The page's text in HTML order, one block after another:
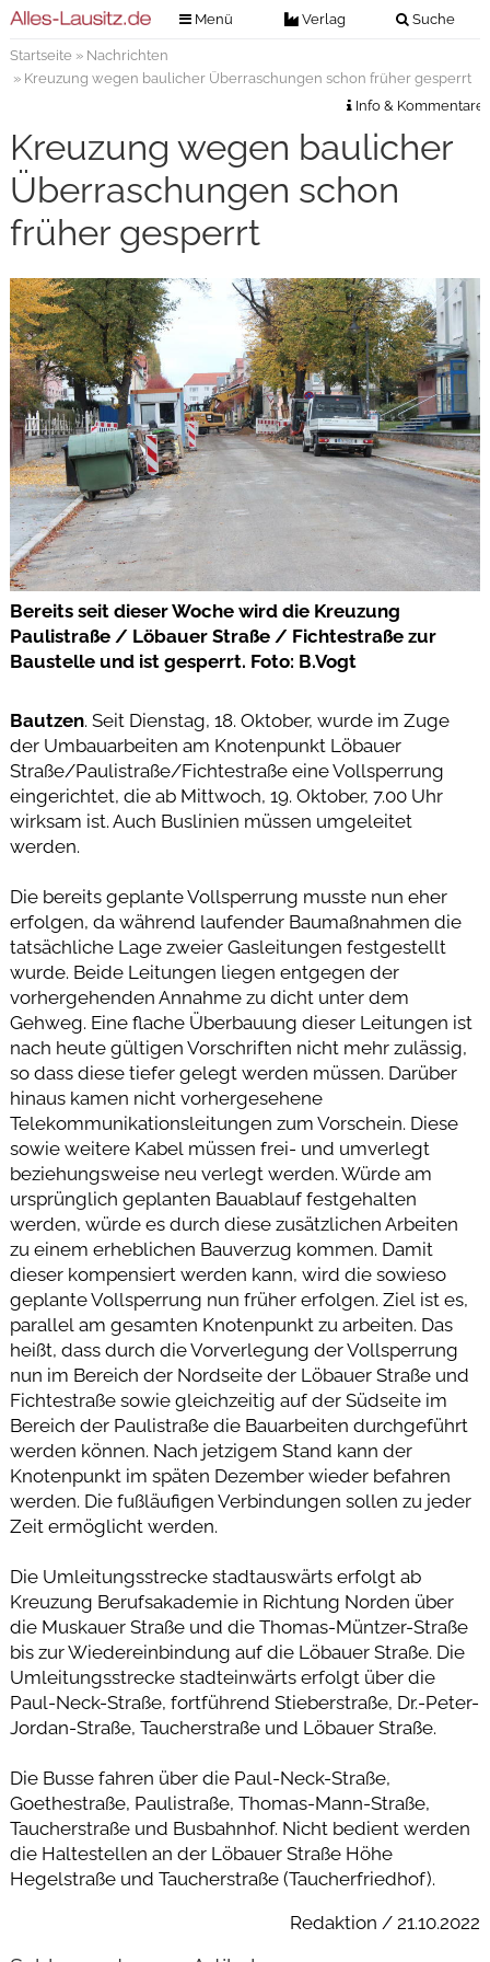
Menü Verlag Suche
Verlag
Kontakt
Impressum
Veranstaltungstickets
Anzeigenannahme
Anzeigensuche
Digitale Ausgaben
Startseite» Nachrichten
» Kreuzung wegen baulicher Überraschungen schon früher gesperrt
Info & Kommentare
Kreuzung wegen baulicher
Überraschungen schon
früher gesperrt
Bereits seit dieser Woche wird die Kreuzung
Paulistraße / Löbauer Straße / Fichtestraße zur
Baustelle und ist gesperrt. Foto: B.Vogt
Bautzen. Seit Dienstag, 18. Oktober, wurde im Zuge
der Umbauarbeiten am Knotenpunkt Löbauer
Straße/Paulistraße/Fichtestraße eine Vollsperrung
eingerichtet, die ab Mittwoch, 19. Oktober, 7.00 Uhr
wirksam ist. Auch Buslinien müssen umgeleitet
werden.
Die bereits geplante Vollsperrung musste nun eher
erfolgen, da während laufender Baumaßnahmen die
tatsächliche Lage zweier Gasleitungen festgestellt
wurde. Beide Leitungen liegen entgegen der
vorhergehenden Annahme zu dicht unter dem
Gehweg. Eine flache Überbauung dieser Leitungen ist
nach heute gültigen Vorschriften nicht mehr zulässig,
so dass diese tiefer gelegt werden müssen. Darüber
hinaus kamen nicht vorhergesehene
Telekommunikationsleitungen zum Vorschein. Diese
sowie weitere Kabel müssen frei- und umverlegt
beziehungsweise neu verlegt werden. Würde am
ursprünglich geplanten Bauablauf festgehalten
werden, würde es durch diese zusätzlichen Arbeiten
zu einem erheblichen Bauverzug kommen. Damit
dieser kompensiert werden kann, wird die sowieso
geplante Vollsperrung nun früher erfolgen. Ziel ist es,
parallel am gesamten Knotenpunkt zu arbeiten. Das
heißt, dass durch die Vorverlegung der Vollsperrung
nun im Bereich der Nordseite der Löbauer Straße und
Fichtestraße sowie gleichzeitig auf der Südseite im
Bereich der Paulistraße die Bauarbeiten durchgeführt
werden können. Nach jetzigem Stand kann der
Knotenpunkt im späten Dezember wieder befahren
werden. Die fußläufigen Verbindungen sollen zu jeder
Zeit ermöglicht werden.
Die Umleitungsstrecke stadtauswärts erfolgt ab
Kreuzung Berufsakademie in Richtung Norden über
die Muskauer Straße und die Thomas-Müntzer-Straße
bis zur Wiedereinbindung auf die Löbauer Straße. Die
Umleitungsstrecke stadteinwärts erfolgt über die
Paul-Neck-Straße, fortführend Stieberstraße, Dr.-Peter-
Jordan-Straße, Taucherstraße und Löbauer Straße.
Die Busse fahren über die Paul-Neck-Straße,
Goethestraße, Paulistraße, Thomas-Mann-Straße,
Taucherstraße und Busbahnhof. Nicht bedient werden
die Haltestellen an der Löbauer Straße Höhe
Hegelstraße und Taucherstraße (Taucherfriedhof).
Redaktion / 21.10.2022